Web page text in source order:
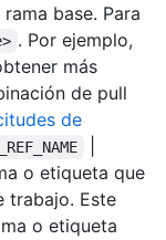
base. Para
. Por ejemplo,
más
de pull
de
o etiqueta que
trabajo. Este
o etiqueta